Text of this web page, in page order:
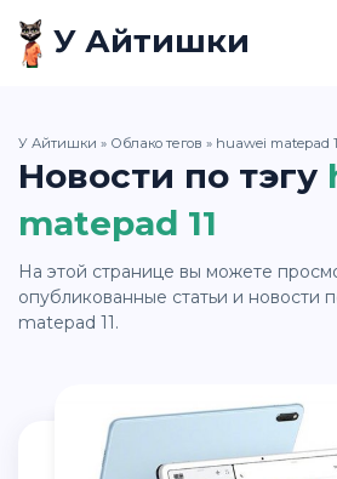
У Айтишки
У Айтишки » Облако тегов » huawei matepad
Новости по тэгу
matepad 11
На этой странице вы можете просмотреть все наши
опубликованные статьи и новости
matepad 11.